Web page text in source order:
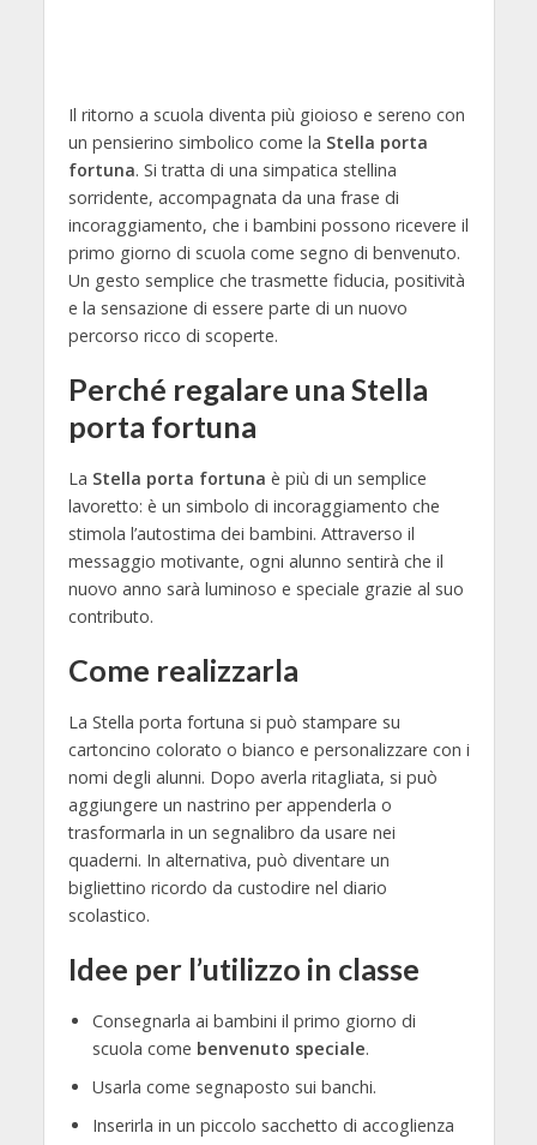
Il ritorno a scuola diventa più gioioso e sereno con
un pensierino simbolico come la Stella porta
fortuna. Si tratta di una simpatica stellina
sorridente, accompagnata da una frase di
incoraggiamento, che i bambini possono ricevere il
primo giorno di scuola come segno di benvenuto.
Un gesto semplice che trasmette fiducia, positività
e la sensazione di essere parte di un nuovo
percorso ricco di scoperte.
Perché regalare una Stella
porta fortuna
La Stella porta fortuna è più di un semplice
lavoretto: è un simbolo di incoraggiamento che
stimola l’autostima dei bambini. Attraverso il
messaggio motivante, ogni alunno sentirà che il
nuovo anno sarà luminoso e speciale grazie al suo
contributo.
Come realizzarla
La Stella porta fortuna si può stampare su
cartoncino colorato o bianco e personalizzare con i
nomi degli alunni. Dopo averla ritagliata, si può
aggiungere un nastrino per appenderla o
trasformarla in un segnalibro da usare nei
quaderni. In alternativa, può diventare un
bigliettino ricordo da custodire nel diario
scolastico.
Idee per l’utilizzo in classe
Consegnarla ai bambini il primo giorno di
scuola come benvenuto speciale.
Usarla come segnaposto sui banchi.
Inserirla in un piccolo sacchetto di accoglienza